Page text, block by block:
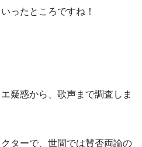
ったところですね！
疑惑から、歌声まで調査しま
ターで、世間では賛否両論の